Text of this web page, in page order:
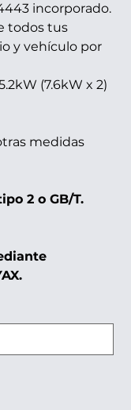
incorporado.
todos tus
y vehículo por
(7.6kW x 2)
medidas
2 o GB/T.